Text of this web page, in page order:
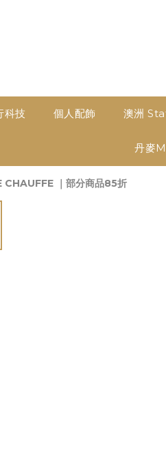
科技 個人配飾 澳洲
丹麥
CHAUFFE ｜部分商品85折